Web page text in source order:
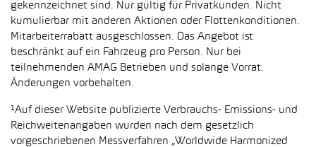
gekennzeichnet sind. Nur gültig für Privatkunden. Nicht
kumulierbar mit anderen Aktionen oder Flottenkonditionen.
Mitarbeiterrabatt ausgeschlossen. Das Angebot ist
beschränkt auf ein Fahrzeug pro Person. Nur bei
teilnehmenden AMAG Betrieben und solange Vorrat.
Änderungen vorbehalten.
¹Auf dieser Website publizierte Verbrauchs- Emissions- und
Reichweitenangaben wurden nach dem gesetzlich
vorgeschriebenen Messverfahren „Worldwide Harmonized